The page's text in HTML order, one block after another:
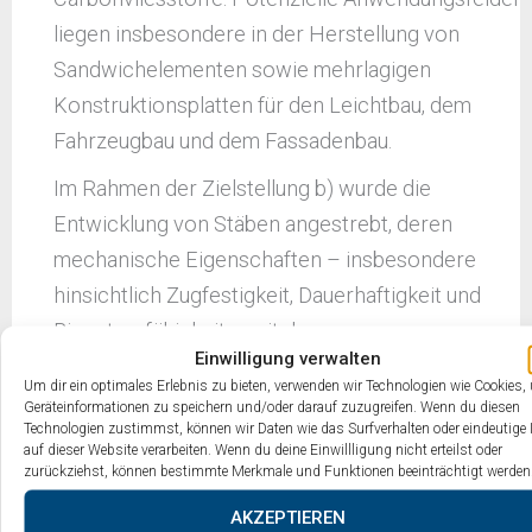
Einwilligung verwalten
Um dir ein optimales Erlebnis zu bieten, verwenden wir Technologien wie Cookies,
Geräteinformationen zu speichern und/oder darauf zuzugreifen. Wenn du diesen
Technologien zustimmst, können wir Daten wie das Surfverhalten oder eindeutige
auf dieser Website verarbeiten. Wenn du deine Einwillligung nicht erteilst oder
zurückziehst, können bestimmte Merkmale und Funktionen beeinträchtigt
AKZEPTIEREN
liegen insbesondere in der Herstellung von
Sandwichelementen sowie mehrlagigen
Konstruktionsplatten für den Leichtbau, dem
Fahrzeugbau und dem Fassadenbau.
Im Rahmen der Zielstellung b) wurde die
Entwicklung von Stäben angestrebt, deren
mechanische Eigenschaften – insbesondere
hinsichtlich Zugfestigkeit, Dauerhaftigkeit und
Biegetragfähigkeit – mit denen
primärfaserbasierter Carbonstäbe vergleichbar
sind. Die prototypische Herstellung
epoxidharzgebundener Bewehrungsstäbe aus rCF-
Material konnte umgesetzt werden. Zur
Stabfertigung wurden gebündelte Faserbänder aus